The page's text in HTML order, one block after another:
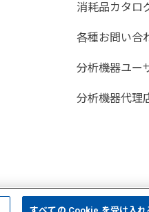
消耗品カタロ
各種お問い合
分析機器ユー
分析機器代理